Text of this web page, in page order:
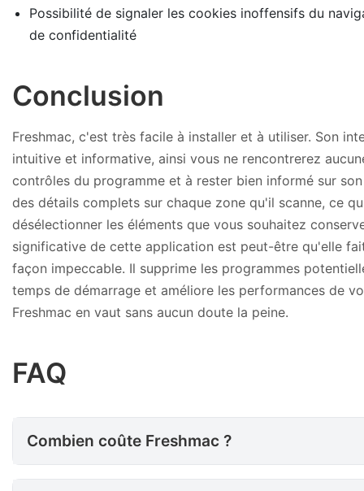
Possibilité de signaler les cookies inoffensifs du
de confidentialité
Conclusion
Freshmac, c'est très facile à installer et à utiliser. Son
intuitive et informative, ainsi vous ne rencontrerez
contrôles du programme et à rester bien informé sur
des détails complets sur chaque zone qu'il scanne, ce
désélectionner les éléments que vous souhaitez
significative de cette application est peut-être qu'elle
façon impeccable. Il supprime les programmes
temps de démarrage et améliore les performances de
Freshmac en vaut sans aucun doute la peine.
FAQ
Combien coûte Freshmac ?
Est ce que Freshmac est sans